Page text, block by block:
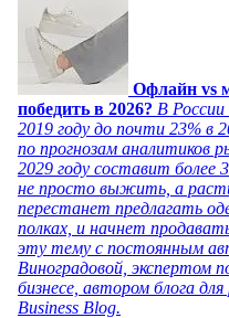
Офлайн vs
победить в 2026? В России
2019 году до почти 23% в
по прогнозам аналитиков
2029 году составит
не просто выжить, а
перестанет предлагать
полках, и начнет
эту тему с постоянным
Виноградовой, экспертом
бизнесе, автором блога
Business Blog.